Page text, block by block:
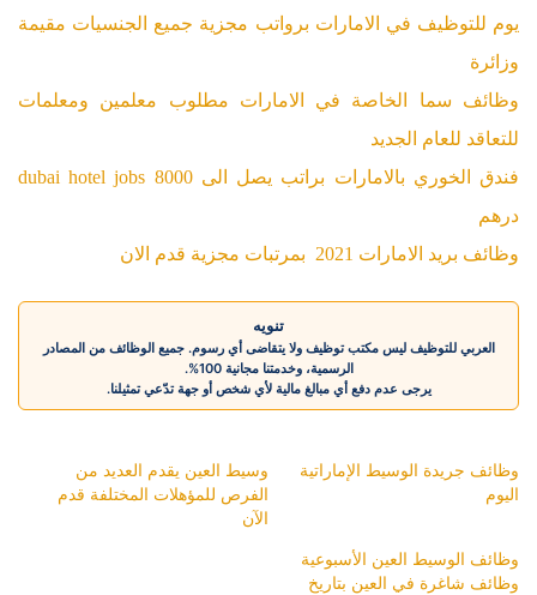
يوم للتوظيف في الامارات برواتب مجزية جميع الجنسيات مقيمة
وزائرة
وظائف سما الخاصة في الامارات مطلوب معلمين ومعلمات
للتعاقد للعام الجديد
dubai hotel jobs فندق الخوري بالامارات براتب يصل الى 8000
درهم
وظائف بريد الامارات 2021 بمرتبات مجزية قدم الان
تنويه
العربي للتوظيف ليس مكتب توظيف ولا يتقاضى أي رسوم. جميع الوظائف من المصادر
الرسمية، وخدمتنا مجانية 100%.
يرجى عدم دفع أي مبالغ مالية لأي شخص أو جهة تدّعي تمثيلنا.
وظائف جريدة الوسيط الإماراتية
اليوم
وسيط العين يقدم العديد من
الفرص للمؤهلات المختلفة قدم
الآن
وظائف الوسيط العين الأسبوعية
وظائف شاغرة في العين بتاريخ